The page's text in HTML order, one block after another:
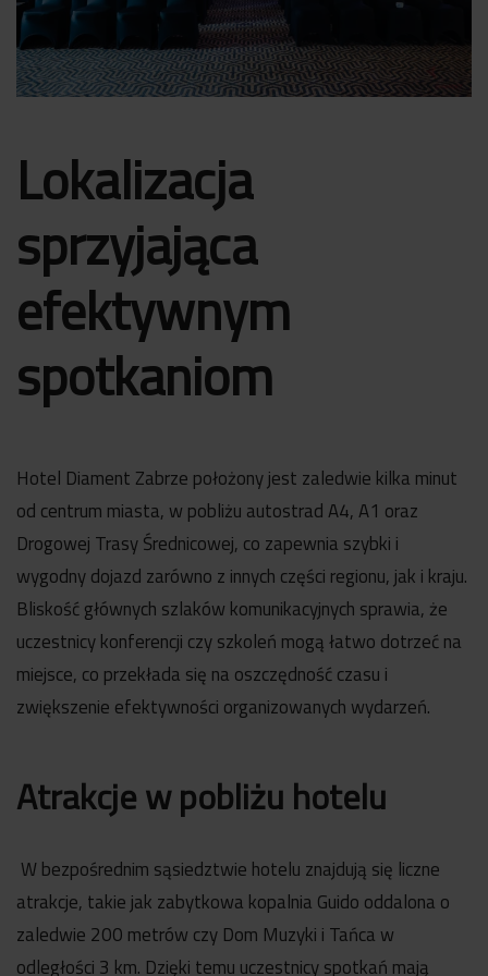
Lokalizacja
sprzyjająca
efektywnym
spotkaniom
Hotel Diament Zabrze położony jest zaledwie kilka minut
od centrum miasta, w pobliżu autostrad A4, A1 oraz
Drogowej Trasy Średnicowej, co zapewnia szybki i
wygodny dojazd zarówno z innych części regionu, jak i kraju.
Bliskość głównych szlaków komunikacyjnych sprawia, że
uczestnicy konferencji czy szkoleń mogą łatwo dotrzeć na
miejsce, co przekłada się na oszczędność czasu i
zwiększenie efektywności organizowanych wydarzeń.
Atrakcje w pobliżu hotelu
W bezpośrednim sąsiedztwie hotelu znajdują się liczne
atrakcje, takie jak zabytkowa kopalnia Guido oddalona o
zaledwie 200 metrów czy Dom Muzyki i Tańca w
odległości 3 km. Dzięki temu uczestnicy spotkań mają